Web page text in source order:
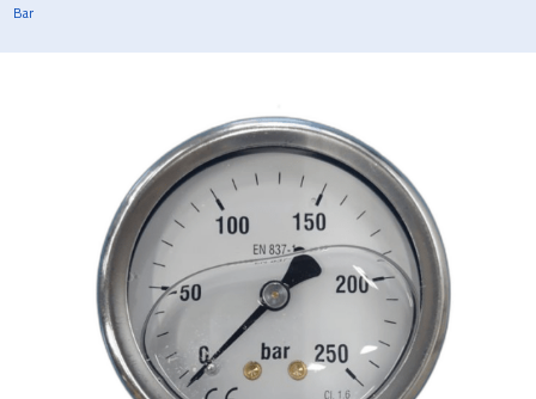
Bar